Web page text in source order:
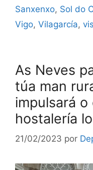
Sanxenxo, Sol do
Vigo, Vilagarcía,
As Neves
túa man
impulsará
hostalería
21/02/2023 por